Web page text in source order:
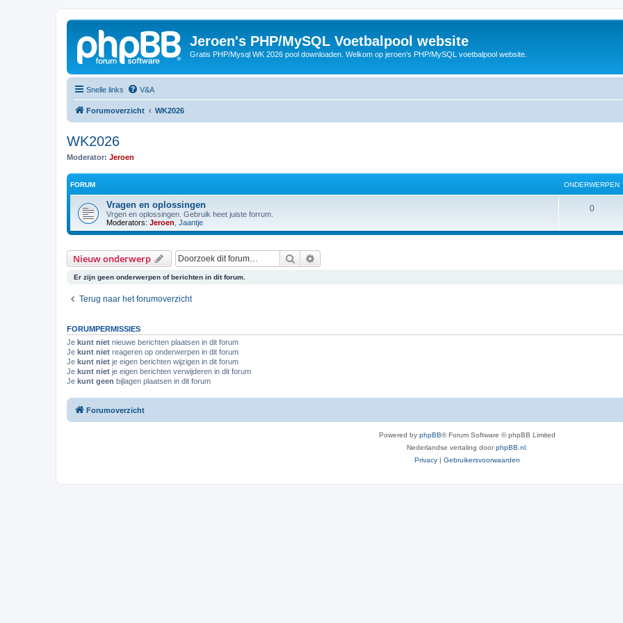
Jeroen's PHP/MySQL Voetbalpool website
Gratis PHP/Mysql WK 2026 pool downloaden. Welkom op jeroen's PHP/MySQL voetbalpool website.
Snelle links V&A
Forumoverzicht WK2026
WK2026
Moderator: Jeroen
FORUM ONDERWERPEN
Vragen en oplossingen
Vrgen en oplossingen. Gebruik heet juiste forrum.
Moderators: Jeroen Jaantje
0O
r
Nieuw onderwerp Zoek
Er zijn geen onderwerpen of berichten in dit forum.
Terug naar het forumoverzicht
FORUMPERMISSIES
Je kunt niet nieuwe berichten plaatsen in dit forum
Je kunt niet reageren op onderwerpen in dit forum
Je kunt niet je eigen berichten wijzigen in dit forum
Je kunt niet je eigen berichten verwijderen in dit forum
Je kunt geen bijlagen plaatsen in dit forum
Forumoverzicht
Powered by phpBB® Forum Software © phpBB Limited
Nederlandse vertaling doorphpBB.nl
Privacy | Gebruikersvoorwaarden